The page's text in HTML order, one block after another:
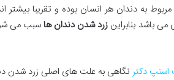
به دندان هر انسان بوده و تقریبا بیشتر
باشد بنابراین زرد شدن دندان هاسبب می شود
دکترنگاهی به علت های اصلی زرد شدن